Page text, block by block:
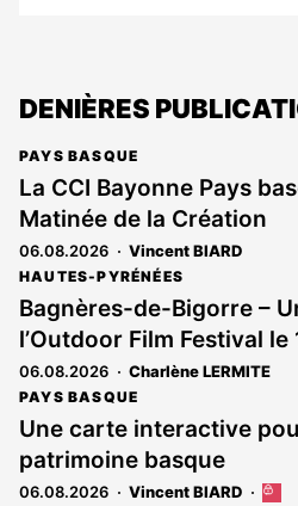
DENIÈRES
PAYS BASQUE
La CCI Bayonne Pays
Matinée de la Création
06.08.2026 Vincent BIARD
HAUTES-PYRÉNÉES
Bagnères-de-Bigorre –
l’Outdoor Film Festival
06.08.2026 Charlène LERMITE
PAYS BASQUE
Une carte interactive
patrimoine basque
06.08.2026 Vincent BIARD
Cet